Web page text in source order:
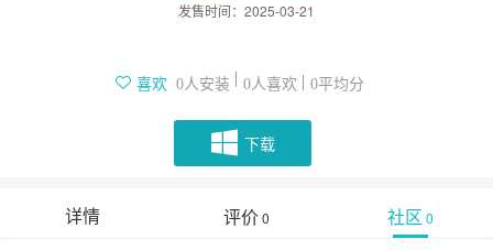
发售时间： 2025-03-21
喜欢 0人安装 0人喜欢 0平均分
下载
详情 评价0 社区 0